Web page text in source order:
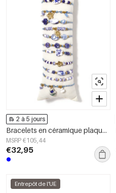
2 à 5 jours
Bracelets en céramique plaqués or 14 carats, collection ethnique florale, style vacances/plage, bijoux pour femmes
MSRP €105,44
€32,95
Entrepôt de l'UE